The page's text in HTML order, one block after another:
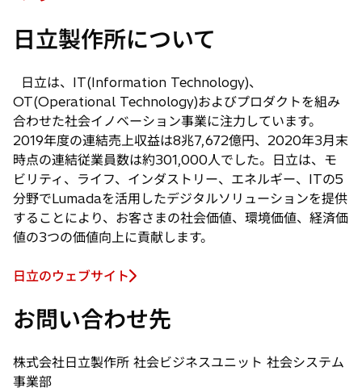
い
タ
で
開
く
日立製作所について
日立は、IT(Information Technology)、
OT(Operational Technology)およびプロダクトを組み
合わせた社会イノベーション事業に注力しています。
2019年度の連結売上収益は8兆7,672億円、2020年3月末
時点の連結従業員数は約301,000人でした。日立は、モ
ビリティ、ライフ、インダストリー、エネルギー、ITの5
分野でLumadaを活用したデジタルソリューションを提供
することにより、お客さまの社会価値、環境価値、経済価
値の3つの価値向上に貢献します。
日立のウェブサイト
お問い合わせ先
株式会社日立製作所 社会ビジネスユニット 社会システム
事業部